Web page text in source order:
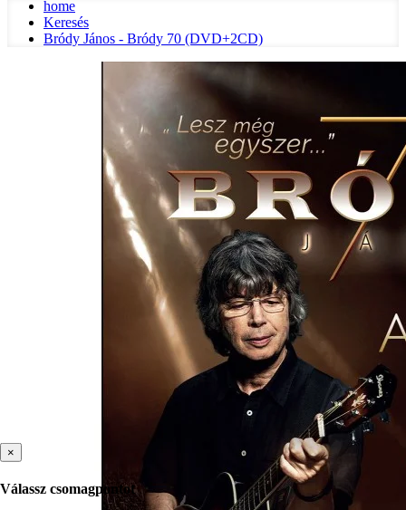
home
Keresés
Bródy János - Bródy 70 (DVD+2CD)
×
Válassz csomagpontot